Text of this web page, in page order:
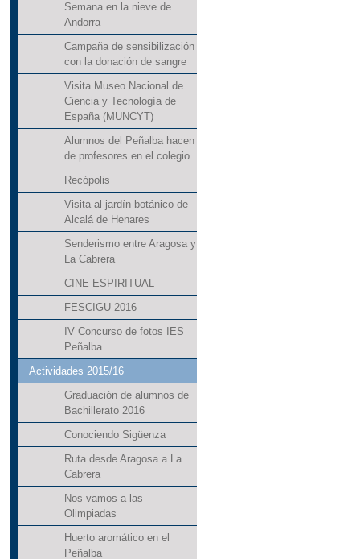
Semana en la nieve de
Andorra
Campaña de sensibilización
con la donación de sangre
Visita Museo Nacional de
Ciencia y Tecnología de
España (MUNCYT)
Alumnos del Peñalba hacen
de profesores en el colegio
Recópolis
Visita al jardín botánico de
Alcalá de Henares
Senderismo entre Aragosa y
La Cabrera
CINE ESPIRITUAL
FESCIGU 2016
IV Concurso de fotos IES
Peñalba
Actividades 2015/16
Graduación de alumnos de
Bachillerato 2016
Conociendo Sigüenza
Ruta desde Aragosa a La
Cabrera
Nos vamos a las
Olimpiadas
Huerto aromático en el
Peñalba